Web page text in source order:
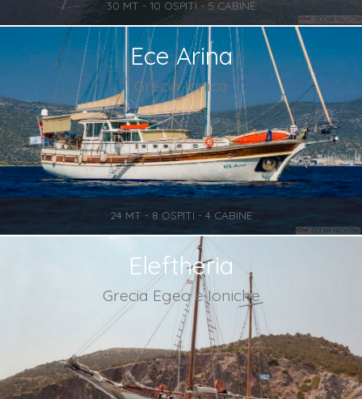
30 MT - 10 OSPITI - 5 CABINE
Ece Arina
Grecia Ionica
24 MT - 8 OSPITI - 4 CABINE
Eleftheria
Grecia Egeo e Ioniche